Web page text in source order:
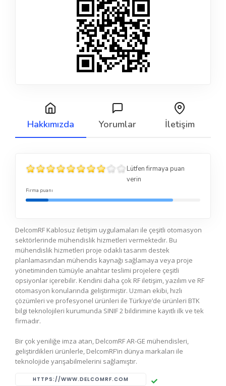
Hakkımızda Yorumlar İletişim
Lütfen firmaya puan
verin
Firma puanı
DelcomRF Kablosuz iletişim uygulamaları ile çeşitli otomasyon
sektörlerinde mühendislik hizmetleri vermektedir. Bu
mühendislik hizmetleri proje odaklı tasarım destek
planlamasından mühendis kaynağı sağlamaya veya proje
yönetiminden tümüyle anahtar teslimi projelere çeşitli
opsiyonlar içerebilir. Kendini daha çok RF iletişim, yazılım ve RF
otomasyon konularında geliştirmiştir. Uzman ekibi, hızlı
çözümleri ve profesyonel ürünleri ile Türkiye’de ürünleri BTK
bilgi teknolojileri kurumunda SINIF 2 bildirimine kayıtlı ilk ve tek
firmadır.
Bir çok yeniliğe imza atan, DelcomRF AR-GE mühendisleri,
geliştirdikleri ürünlerle, DelcomRF’in dünya markaları ile
teknolojide yarışabilmelerini sağlamıştır.
HTTPS://WWW.DELCOMRF.COM